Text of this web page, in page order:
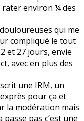
environ ¼ des
qui me
compliqué le tout
et 27 jours, envie
avec en plus des
une IRM, un
pour ça et
la modération mais
pas c’est une